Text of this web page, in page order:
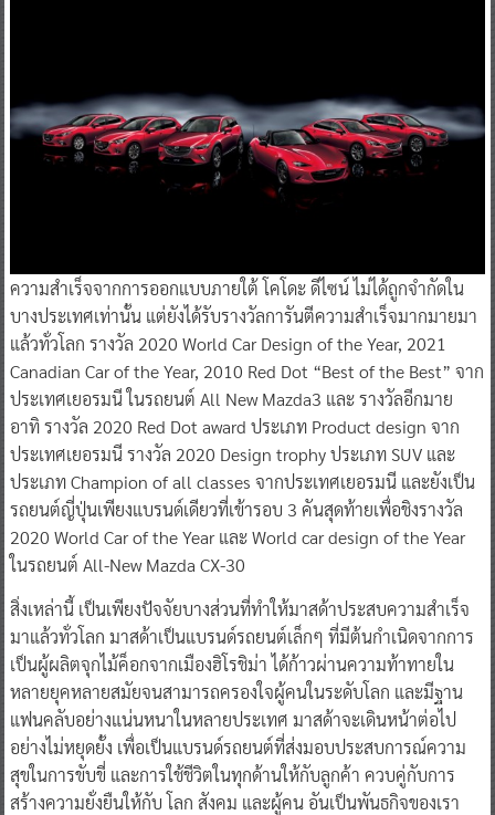
ความสำเร็จจากการออกแบบภายใต้ โคโดะ ดีไซน์ ไม่ได้ถูกจำกัดใน
บางประเทศเท่านั้น แต่ยังได้รับรางวัลการันตีความสำเร็จมากมายมา
แล้วทั่วโลก รางวัล 2020 World Car Design of the Year, 2021
Canadian Car of the Year, 2010 Red Dot “Best of the Best” จาก
ประเทศเยอรมนี ในรถยนต์ All New Mazda3 และ รางวัลอีกมาย
อาทิ รางวัล 2020 Red Dot award ประเภท Product design จาก
ประเทศเยอรมนี รางวัล 2020 Design trophy ประเภท SUV และ
ประเภท Champion of all classes จากประเทศเยอรมนี และยังเป็น
รถยนต์ญี่ปุ่นเพียงแบรนด์เดียวที่เข้ารอบ 3 คันสุดท้ายเพื่อชิงรางวัล
2020 World Car of the Year และ World car design of the Year
ในรถยนต์ All-New Mazda CX-30
สิ่งเหล่านี้ เป็นเพียงปัจจัยบางส่วนที่ทำให้มาสด้าประสบความสำเร็จ
มาแล้วทั่วโลก มาสด้าเป็นแบรนด์รถยนต์เล็กๆ ที่มีต้นกำเนิดจากการ
เป็นผู้ผลิตจุกไม้ค็อกจากเมืองฮิโรชิม่า ได้ก้าวผ่านความท้าทายใน
หลายยุคหลายสมัยจนสามารถครองใจผู้คนในระดับโลก และมีฐาน
แฟนคลับอย่างแน่นหนาในหลายประเทศ มาสด้าจะเดินหน้าต่อไป
อย่างไม่หยุดยั้ง เพื่อเป็นแบรนด์รถยนต์ที่ส่งมอบประสบการณ์ความ
สุขในการขับขี่ และการใช้ชีวิตในทุกด้านให้กับลูกค้า ควบคู่กับการ
สร้างความยั่งยืนให้กับ โลก สังคม และผู้คน อันเป็นพันธกิจของเรา